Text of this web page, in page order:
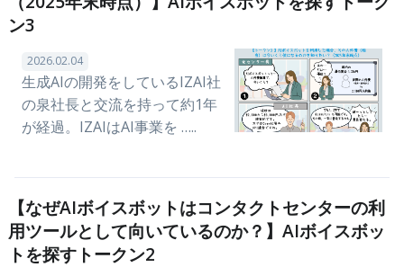
ン3
2026.02.04
生成AIの開発をしているIZAI社
の泉社長と交流を持って約1年
が経過。IZAIはAI事業を …..
【なぜAIボイスボットはコンタクトセンターの利
用ツールとして向いているのか？】AIボイスボッ
トを探すトークン2